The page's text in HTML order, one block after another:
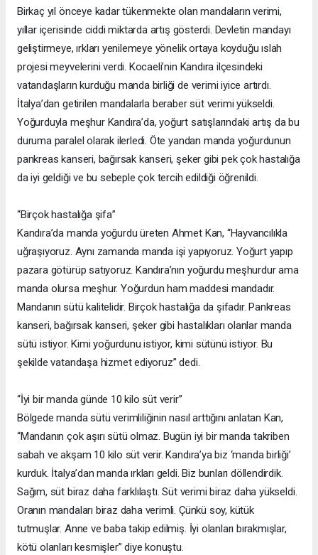
Birkaç yıl önceye kadar tükenmekte olan mandaların verimi,
yıllar içerisinde ciddi miktarda artış gösterdi. Devletin mandayı
geliştirmeye, ırkları yenilemeye yönelik ortaya koyduğu ıslah
projesi meyvelerini verdi. Kocaeli’nin Kandıra ilçesindeki
vatandaşların kurduğu manda birliği de verimi iyice artırdı.
İtalya’dan getirilen mandalarla beraber süt verimi yükseldi.
Yoğurduyla meşhur Kandıra’da, yoğurt satışlarındaki artış da bu
duruma paralel olarak ilerledi. Öte yandan manda yoğurdunun
pankreas kanseri, bağırsak kanseri, şeker gibi pek çok hastalığa
da iyi geldiği ve bu sebeple çok tercih edildiği öğrenildi.
“Birçok hastalığa şifa”
Kandıra’da manda yoğurdu üreten Ahmet Kan, “Hayvancılıkla
uğraşıyoruz. Aynı zamanda manda işi yapıyoruz. Yoğurt yapıp
pazara götürüp satıyoruz. Kandıra’nın yoğurdu meşhurdur ama
manda olursa meşhur. Yoğurdun ham maddesi mandadır.
Mandanın sütü kalitelidir. Birçok hastalığa da şifadır. Pankreas
kanseri, bağırsak kanseri, şeker gibi hastalıkları olanlar manda
sütü istiyor. Kimi yoğurdunu istiyor, kimi sütünü istiyor. Bu
şekilde vatandaşa hizmet ediyoruz” dedi.
“İyi bir manda günde 10 kilo süt verir”
Bölgede manda sütü verimliliğinin nasıl arttığını anlatan Kan,
“Mandanın çok aşırı sütü olmaz. Bugün iyi bir manda takriben
sabah ve akşam 10 kilo süt verir. Kandıra’ya biz ‘manda birliği’
kurduk. İtalya’dan manda ırkları geldi. Biz bunları döllendirdik.
Sağım, süt biraz daha farklılaştı. Süt verimi biraz daha yükseldi.
Oranın mandaları biraz daha verimli. Çünkü soy, kütük
tutmuşlar. Anne ve baba takip edilmiş. İyi olanları bırakmışlar,
kötü olanları kesmişler” diye konuştu.